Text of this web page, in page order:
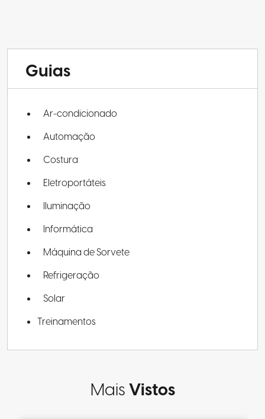
Guias
Ar-condicionado
Automação
Costura
Eletroportáteis
Iluminação
Informática
Máquina de Sorvete
Refrigeração
Solar
Treinamentos
MaisVistos